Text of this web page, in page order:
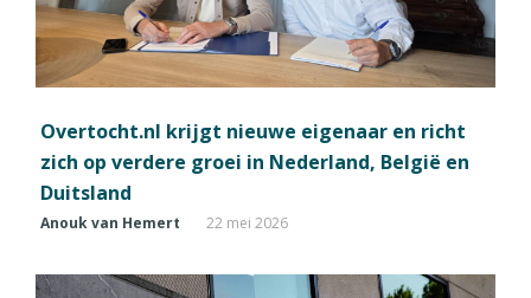
Overtocht.nl krijgt nieuwe eigenaar en richt
zich op verdere groei in Nederland, België en
Duitsland
Anouk van Hemert 22 mei 2026